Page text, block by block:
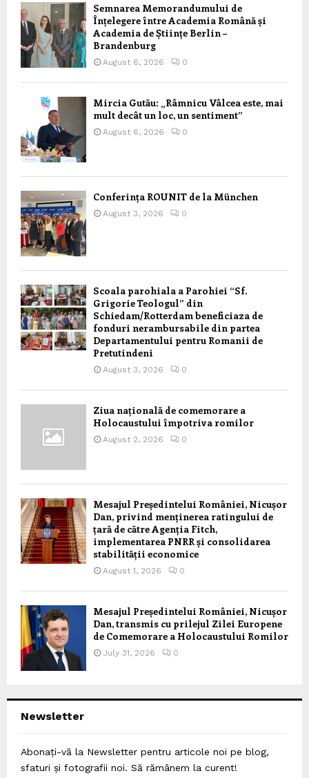
Semnarea Memorandumului de
Înțelegere între Academia Română și
Academia de Științe Berlin –
Brandenburg
August 6, 2026 0
Mircia Gutău: „Râmnicu Vâlcea este, mai
mult decât un loc, un sentiment”
August 6, 2026 0
Conferința ROUNIT de la München
August 3, 2026 0
Scoala parohiala a Parohiei “Sf.
Grigorie Teologul” din
Schiedam/Rotterdam beneficiaza de
fonduri nerambursabile din partea
Departamentului pentru Romanii de
Pretutindeni
August 3, 2026 0
Ziua națională de comemorare a
Holocaustului împotriva romilor
August 2, 2026 0
Mesajul Președintelui României, Nicușor
Dan, privind menținerea ratingului de
țară de către Agenția Fitch,
implementarea PNRR și consolidarea
stabilității economice
August 1, 2026 0
Mesajul Președintelui României, Nicușor
Dan, transmis cu prilejul Zilei Europene
de Comemorare a Holocaustului Romilor
July 31, 2026 0
Newsletter
Abonați-vă la Newsletter pentru articole noi pe blog,
sfaturi și fotografii noi. Să rămânem la curent!